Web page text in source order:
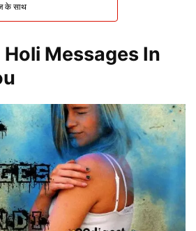
के साथ
Holi Messages In